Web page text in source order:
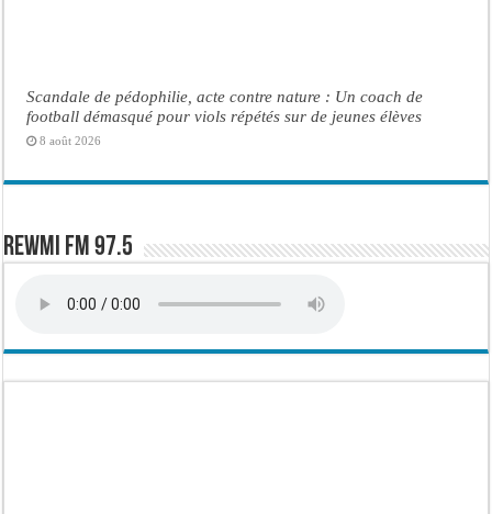
Scandale de pédophilie, acte contre nature : Un coach de
football démasqué pour viols répétés sur de jeunes élèves
8 août 2026
Rewmi FM 97.5